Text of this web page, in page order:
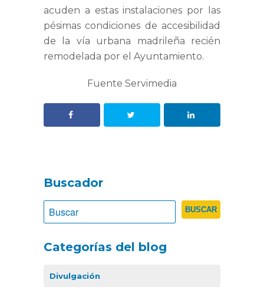
acuden a estas instalaciones por las
pésimas condiciones de accesibilidad
de la vía urbana madrileña recién
remodelada por el Ayuntamiento.
Fuente Servimedia
Buscador
Categorías del blog
Divulgación